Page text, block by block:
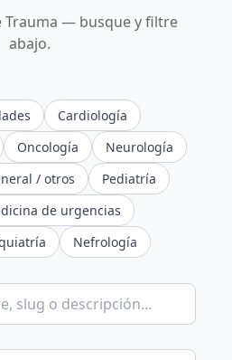
Trauma — busque y filtre
abajo.
Cardiología
Oncología
Neurología
/ otros
Pediatría
de urgencias
Nefrología